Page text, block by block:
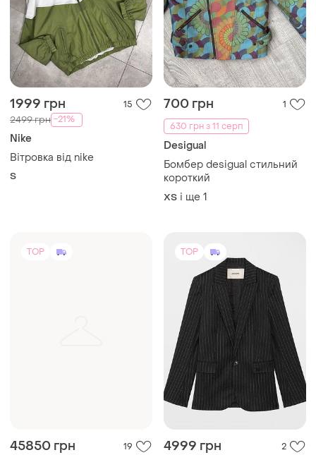
45850 грн
і ще
4999 грн
30000 грн
voltaire